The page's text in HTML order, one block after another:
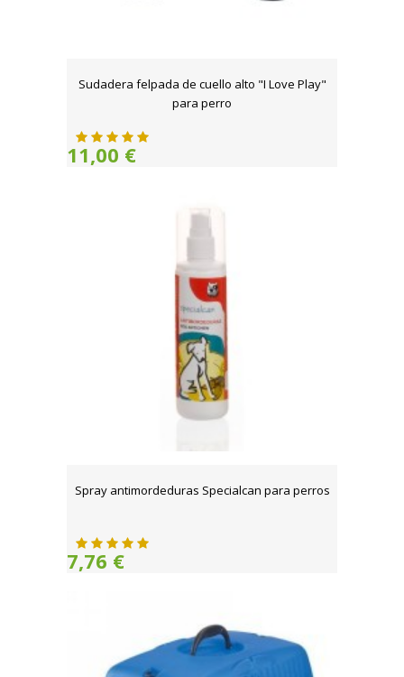
Sudadera felpada de cuello alto "I Love Play"
para perro
11,00 €
Spray antimordeduras Specialcan para perros
7,76 €